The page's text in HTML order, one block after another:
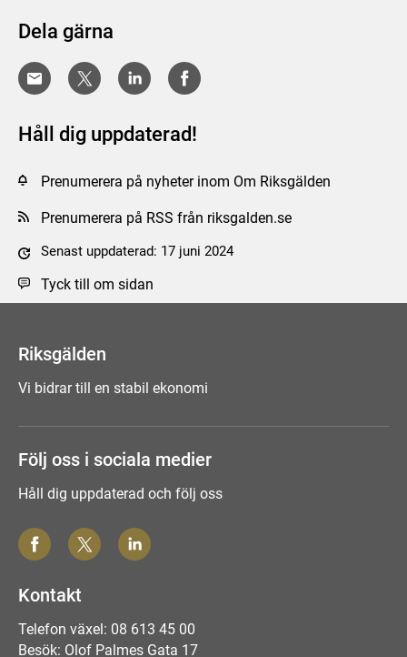
Dela gärna
Håll dig uppdaterad!
Prenumerera på nyheter inom Om Riksgälden
Prenumerera på RSS från riksgalden.se
Senast uppdaterad: 17 juni 2024
Tyck till om sidan
Riksgälden
Vi bidrar till en stabil ekonomi
Följ oss i sociala medier
Håll dig uppdaterad och följ oss
Kontakt
Telefon växel: 08 613 45 00
Besök: Olof Palmes Gata 17